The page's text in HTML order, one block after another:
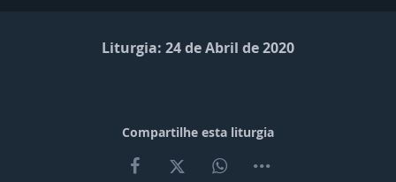
Liturgia: 24 de Abril de 2020
Compartilhe esta liturgia